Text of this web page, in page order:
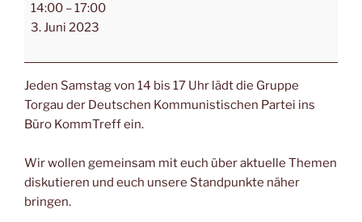
14:00 –17:00
3. Juni 2023
Jeden Samstag von 14 bis 17 Uhr lädt die Gruppe
Torgau der Deutschen Kommunistischen Partei ins
Büro KommTreff ein.
Wir wollen gemeinsam mit euch über aktuelle Themen
diskutieren und euch unsere Standpunkte näher
bringen.